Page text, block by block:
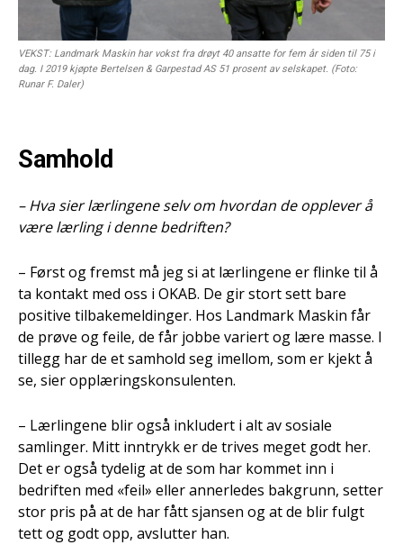
VEKST: Landmark Maskin har vokst fra drøyt 40 ansatte for fem år siden til 75 i
dag. I 2019 kjøpte Bertelsen & Garpestad AS 51 prosent av selskapet. (Foto:
Runar F. Daler)
Samhold
– Hva sier lærlingene selv om hvordan de opplever å
være lærling i denne bedriften?
– Først og fremst må jeg si at lærlingene er flinke til å
ta kontakt med oss i OKAB. De gir stort sett bare
positive tilbakemeldinger. Hos Landmark Maskin får
de prøve og feile, de får jobbe variert og lære masse. I
tillegg har de et samhold seg imellom, som er kjekt å
se, sier opplæringskonsulenten.
– Lærlingene blir også inkludert i alt av sosiale
samlinger. Mitt inntrykk er de trives meget godt her.
Det er også tydelig at de som har kommet inn i
bedriften med «feil» eller annerledes bakgrunn, setter
stor pris på at de har fått sjansen og at de blir fulgt
tett og godt opp, avslutter han.